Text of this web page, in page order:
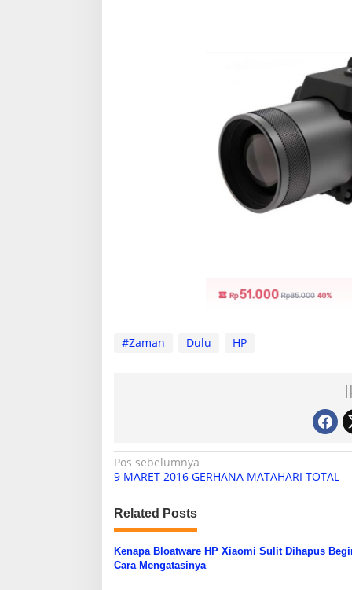
#Zaman Dulu HP
N
a
v
i
g
a
Pos sebelumnya
9 MARET 2016 GERHANA MATAHARI TOTAL
Related Posts
Kenapa Bloatware HP Xiaomi Sulit Dihapus
Cara Mengatasinya